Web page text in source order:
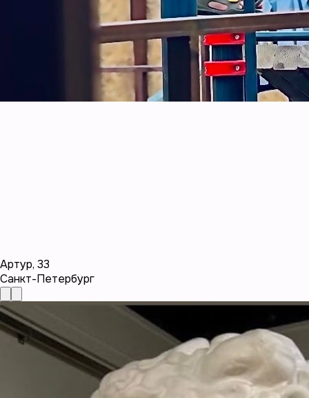
Артур, 33
Санкт-Петербург